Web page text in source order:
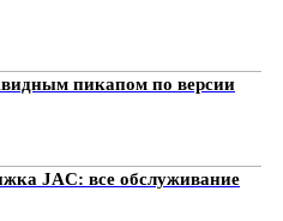
пикапом по версии
JAC: все обслуживание